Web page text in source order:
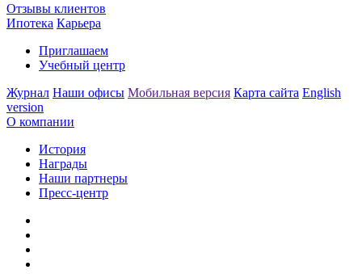
Отзывы клиентов
Ипотека Карьера
Приглашаем
Учебный центр
Журнал Наши офисы Мобильная версия Карта сайта English
version
О компании
История
Награды
Наши партнеры
Пресс-центр